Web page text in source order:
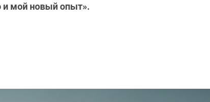
и мой новый опыт».